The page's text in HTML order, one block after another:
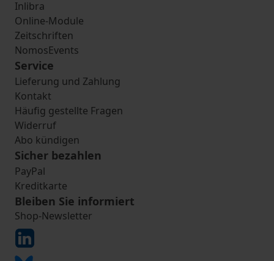
Inlibra
Online-Module
Zeitschriften
NomosEvents
Service
Lieferung und Zahlung
Kontakt
Häufig gestellte Fragen
Widerruf
Abo kündigen
Sicher bezahlen
PayPal
Kreditkarte
Bleiben Sie informiert
Shop-Newsletter